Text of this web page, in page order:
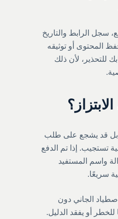
سجل الرابط والتاريخ
المحتوى أو توثيقه
للتحذير، لأن ذلك
بل قد يشجع على طلب
تستجيب. إذا تم الدفع
واسم المستفيد
سريعًا.
الجاني دون
أو يفقد الدليل.